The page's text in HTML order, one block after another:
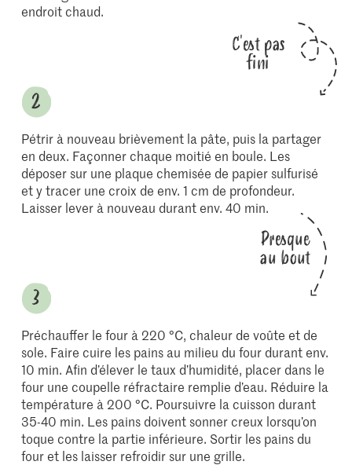
endroit chaud.
C'est pas
fini
Pétrir à nouveau brièvement la pâte, puis la partager
en deux. Façonner chaque moitié en boule. Les
déposer sur une plaque chemisée de papier sulfurisé
et y tracer une croix de env. 1 cm de profondeur.
Laisser lever à nouveau durant env. 40 min.
Presque
au bout
Préchauffer le four à 220 °C, chaleur de voûte et de
sole. Faire cuire les pains au milieu du four durant env.
10 min. Afin d’élever le taux d’humidité, placer dans le
four une coupelle réfractaire remplie d’eau. Réduire la
température à 200 °C. Poursuivre la cuisson durant
35-40 min. Les pains doivent sonner creux lorsqu’on
toque contre la partie inférieure. Sortir les pains du
four et les laisser refroidir sur une grille.